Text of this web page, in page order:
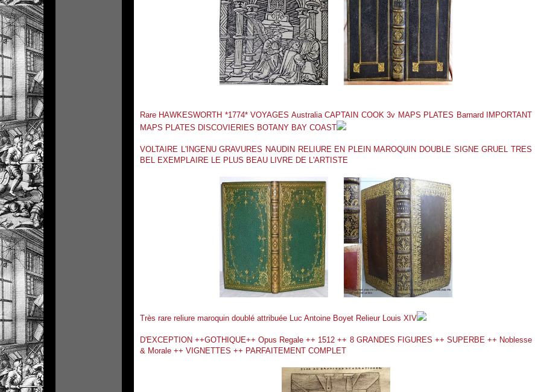
Rare HAWKESWORTH *1774* VOYAGES Australia CAPTAIN COOK 3v MAPS PLATES Barnard IMPORTANT
MAPS PLATES DISCOVIERIES BOTANY BAY COAST
VOLTAIRE L'INGENU GRAVURES NAUDIN RELIURE EN PLEIN MAROQUIN DOUBLE SIGNE GRUEL TRES
BEL EXEMPLAIRE LE PLUS BEAU LIVRE DE L'ARTISTE
Très rare reliure maroquin doublé attribuée Luc Antoine Boyet Relieur Louis XIV
D'EXCEPTION ++GOTHIQUE++ Opus Regale ++ 1512 ++ 8 GRANDES FIGURES ++ SUPERBE ++ Noblesse
& Morale ++ VIGNETTES ++ PARFAITEMENT COMPLET